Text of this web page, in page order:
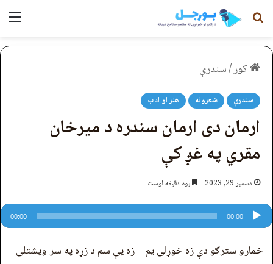
لټون
کور/سندرې
سندرې شعرونه هنر او ادب
ارمان دی ارمان سندره د میرخان
مقري په غږ کې
دسمبر 29, 2023 یوه دقیقه لوست
Audio
Player
00:00
00:00
خمارو سترګو دې زه خوړلی یم – زه یې سم د زړه په سر ویشتلی